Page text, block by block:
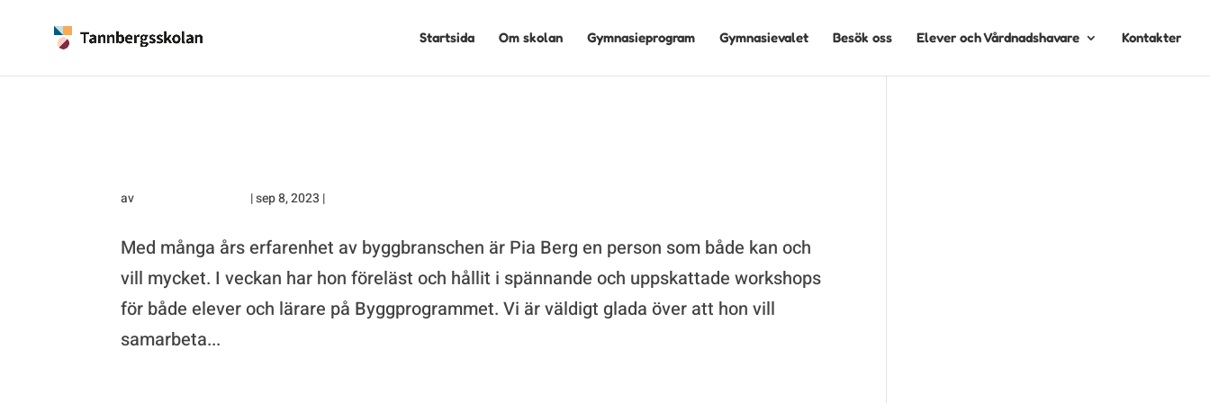
Startsida Om skolan Gymnasieprogram Gymnasievalet Besök oss Elever och Vårdnadshavare Kontakter
av |sep 8, 2023 |
Med många års erfarenhet av byggbranschen är Pia Berg en person som både kan och
vill mycket. I veckan har hon föreläst och hållit i spännande och uppskattade workshops
för både elever och lärare på Byggprogrammet. Vi är väldigt glada över att hon vill
samarbeta...